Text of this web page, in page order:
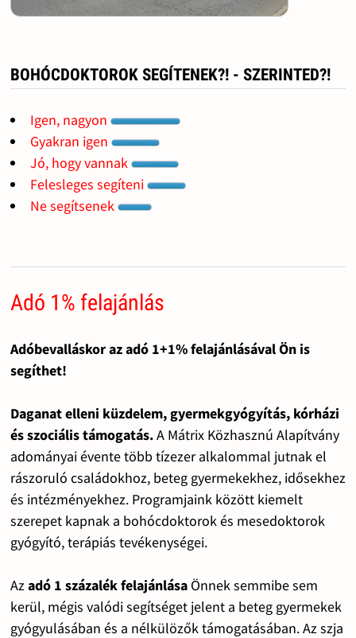
BOHÓCDOKTOROK SEGÍTENEK?! - SZERINTED?!
Igen, nagyon
Gyakran igen
Jó, hogy vannak
Felesleges segíteni
Ne segítsenek
Adó 1% felajánlás
Adóbevalláskor az adó 1+1% felajánlásával Ön is
segíthet!
Daganat elleni küzdelem, gyermekgyógyítás, kórházi
és szociális támogatás.A Mátrix Közhasznú Alapítvány
adományai évente több tízezer alkalommal jutnak el
rászoruló családokhoz, beteg gyermekekhez, idősekhez
és intézményekhez. Programjaink között kiemelt
szerepet kapnak a bohócdoktorok és mesedoktorok
gyógyító, terápiás tevékenységei.
Azadó 1 százalék felajánlásaÖnnek semmibe sem
kerül, mégis valódi segítséget jelent a beteg gyermekek
gyógyulásában és a nélkülözők támogatásában. Az szja